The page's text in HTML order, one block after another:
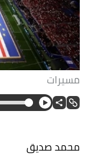
مسيرات
محمد صديق